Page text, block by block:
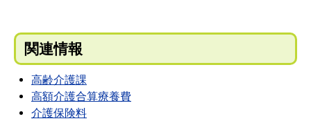
関連情報
高齢介護課
高額介護合算療養費
介護保険料